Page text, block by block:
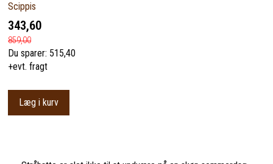
Scippis
343,60
859,00
Du sparer: 515,40
+evt. fragt
Læg i kurv